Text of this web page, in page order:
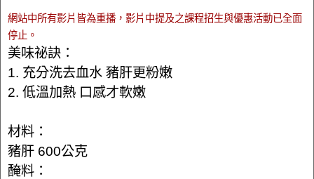
網站中所有影片皆為重播，影片中提及之課程招生與優惠活動已全面
停止。
美味祕訣：
1. 充分洗去血水 豬肝更粉嫩
2. 低溫加熱 口感才軟嫩
材料：
豬肝 600公克
醃料：